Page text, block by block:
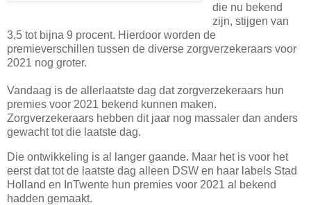
die nu bekend
zijn, stijgen van
3,5 tot bijna 9 procent. Hierdoor worden de
premieverschillen tussen de diverse zorgverzekeraars voor
2021 nog groter.
Vandaag is de allerlaatste dag dat zorgverzekeraars hun
premies voor 2021 bekend kunnen maken.
Zorgverzekeraars hebben dit jaar nog massaler dan anders
gewacht tot die laatste dag.
Die ontwikkeling is al langer gaande. Maar het is voor het
eerst dat tot de laatste dag alleen DSW en haar labels Stad
Holland en InTwente hun premies voor 2021 al bekend
hadden gemaakt.